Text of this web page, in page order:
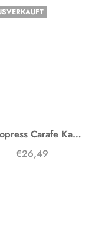
Aeropress Carafe Karaffe
€26,49